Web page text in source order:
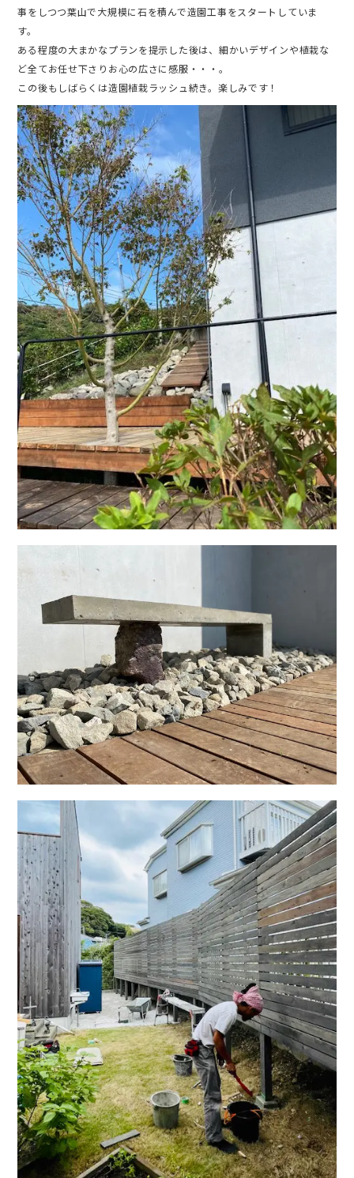
事をしつつ葉山で大規模に石を積んで造園工事をスタートしていま
す。
ある程度の大まかなプランを提示した後は、細かいデザインや植栽な
ど全てお任せ下さりお心の広さに感服・・・。
この後もしばらくは造園植栽ラッシュ続き。楽しみです！